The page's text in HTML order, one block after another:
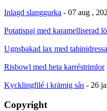
Inlagd slanggurka - 07 aug ,
Potatispaj med karamelliserad
Ugnsbakad lax med
Risbowl med heta karréstrimlor
Kycklingfilé i krämig sås - 26
Copyright